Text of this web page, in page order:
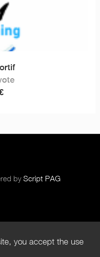
by Script PAG
you accept the use